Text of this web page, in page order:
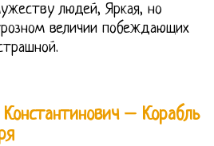
людей, Яркая, но
величии побеждающих
– Корабль